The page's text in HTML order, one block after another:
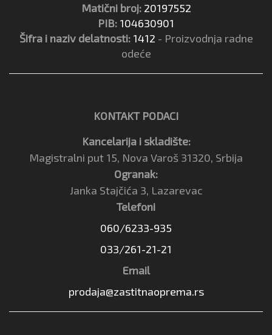
Matični broj: 20197552
PIB: 104630901
Šifra i naziv delatnosti: 1412 - Proizvodnja radne
odeće
KONTAKT PODACI
Kancelarija i skladište:
Magistralni put 15, Nova Varoš 31320, Srbija
Ogranak:
Janka Stajčića 3, Lazarevac
Telefoni
060/6233-935
033/261-21-21
Email
prodaja@zastitnaoprema.rs